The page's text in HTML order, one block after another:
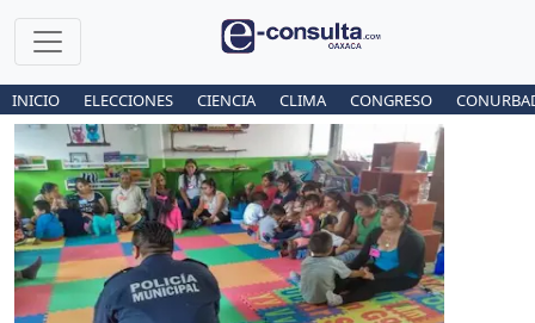
INICIO ELECCIONES CIENCIA CLIMA CONGRESO